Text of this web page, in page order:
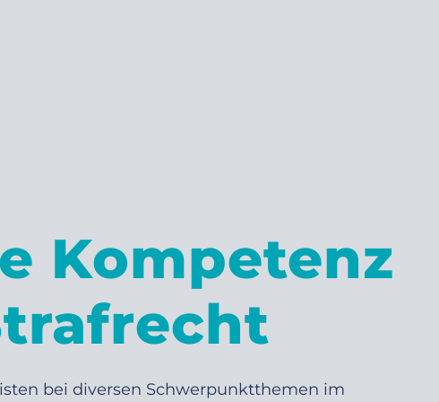
Kompetenz
bei diversen Schwerpunktthemen im